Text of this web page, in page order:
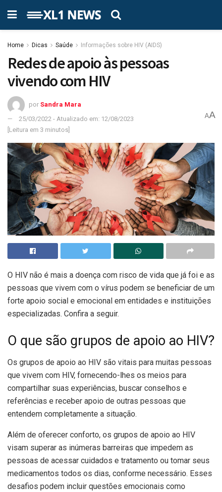
Home Dicas Saúde Informações sobre HIV (AIDS)
Redes de apoio às pessoas
vivendo com HIV
por Sandra Mara
25/03/2022 - Atualizado em: 12/08/2023
[Leitura em 3 minutos]
AA
O HIV não é mais a doença com risco de vida que já foi e as
pessoas que vivem com o vírus podem se beneficiar de um
forte apoio social e emocional em entidades e instituições
especializadas. Confira a seguir.
O que são grupos de apoio ao HIV?
Os grupos de apoio ao HIV são vitais para muitas pessoas
que vivem com HIV, fornecendo-lhes os meios para
compartilhar suas experiências, buscar conselhos e
referências e receber apoio de outras pessoas que
entendem completamente a situação.
Além de oferecer conforto, os grupos de apoio ao HIV
visam superar as inúmeras barreiras que impedem as
pessoas de acessar cuidados e tratamento ou tomar seus
medicamentos todos os dias, conforme necessário. Esses
desafios podem incluir questões emocionais como